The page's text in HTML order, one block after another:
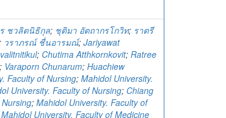
ชวลิตนิธิกุล; ชุติมา อัตถากรโกวิท; ราตรี
วราภรณ์ ชื่นอารมณ์; Jariyawat
; Chutima Atthkornkovit; Ratree
; Varaporn Chunarum; Huachiew
Faculty of Nursing; Mahidol University.
University. Faculty of Nursing; Chiang
; Mahidol University. Faculty of
Mahidol University. Faculty of Medicine